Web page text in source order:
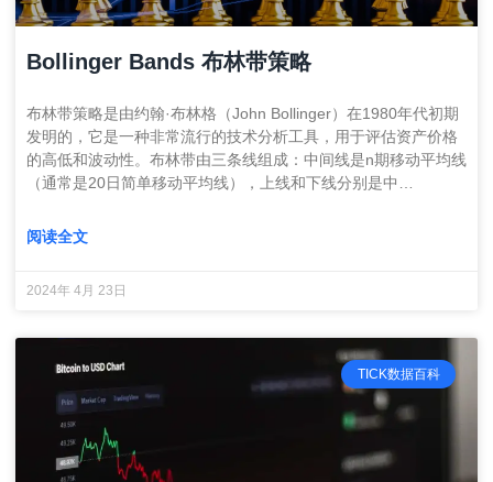
Bollinger Bands 布林带策略
布林带策略是由约翰·布林格（John Bollinger）在1980年代初期
发明的，它是一种非常流行的技术分析工具，用于评估资产价格
的高低和波动性。布林带由三条线组成：中间线是n期移动平均线
（通常是20日简单移动平均线），上线和下线分别是中…
阅读全文
2024年 4月 23日
TICK数据百科